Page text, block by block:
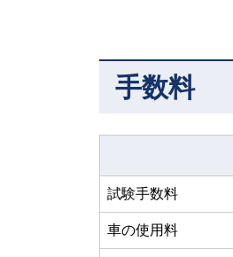
手数料
試験手数料
車の使用料